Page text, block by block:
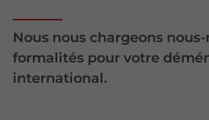
Nous nous chargeons
formalités pour votre
international.